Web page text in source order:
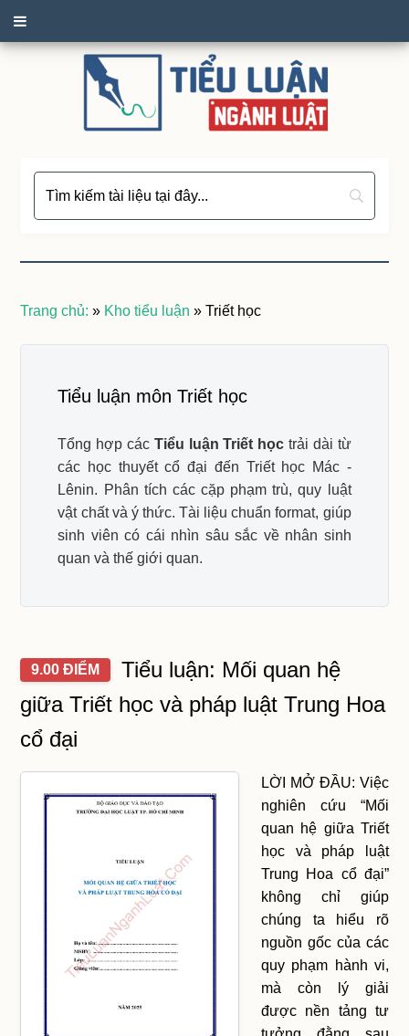
Trang chủ: » Kho tiểu luận »Triết học
Tiểu luận môn Triết học
Tổng hợp các Tiểu luận Triết học trải dài từ
các học thuyết cổ đại đến Triết học Mác -
Lênin. Phân tích các cặp phạm trù, quy luật
vật chất và ý thức. Tài liệu chuẩn format, giúp
sinh viên có cái nhìn sâu sắc về nhân sinh
quan và thế giới quan.
9.00 ĐIỂM
Tiểu luận: Mối quan hệ
giữa Triết học và pháp luật Trung Hoa
cổ đại
LỜI MỞ ĐẦU: Việc
nghiên cứu “Mối
quan hệ giữa Triết
học và pháp luật
Trung Hoa cổ đại”
không chỉ giúp
chúng ta hiểu rõ
nguồn gốc của các
quy phạm hành vi,
mà còn lý giải
được nền tảng tư